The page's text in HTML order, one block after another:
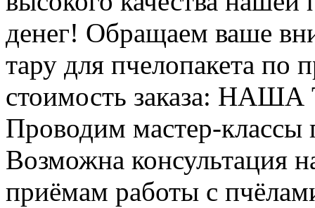
денег! Обращаем ваше
тару для пчелопакета по
стоимость заказа:
Проводим мастер-классы
Возможна консультация
приёмам работы с